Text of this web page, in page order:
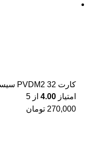
کارت PVDM2 32 سیسکو
امتیاز 4.00 از 5
270,000 تومان